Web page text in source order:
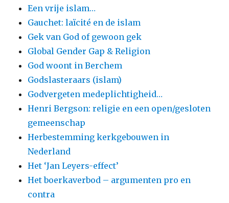
Een vrije islam…
Gauchet: laïcité en de islam
Gek van God of gewoon gek
Global Gender Gap & Religion
God woont in Berchem
Godslasteraars (islam)
Godvergeten medeplichtigheid…
Henri Bergson: religie en een open/gesloten
gemeenschap
Herbestemming kerkgebouwen in
Nederland
Het ‘Jan Leyers-effect’
Het boerkaverbod – argumenten pro en
contra